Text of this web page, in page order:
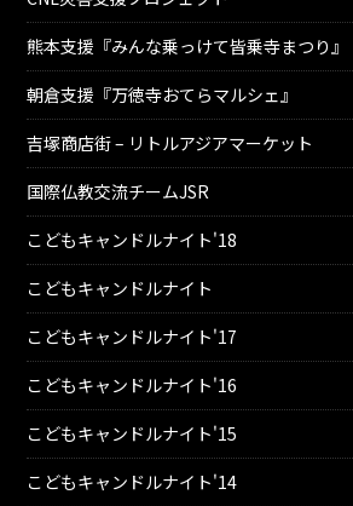
熊本支援『みんな乗っけて皆乗寺まつり』
朝倉支援『万徳寺おてらマルシェ』
吉塚商店街 – リトルアジアマーケット
国際仏教交流チームJSR
こどもキャンドルナイト'18
こどもキャンドルナイト
こどもキャンドルナイト'17
こどもキャンドルナイト'16
こどもキャンドルナイト'15
こどもキャンドルナイト'14